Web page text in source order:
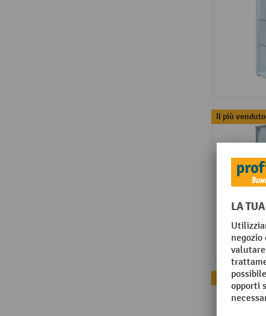
Il più venduto
Il più venduto